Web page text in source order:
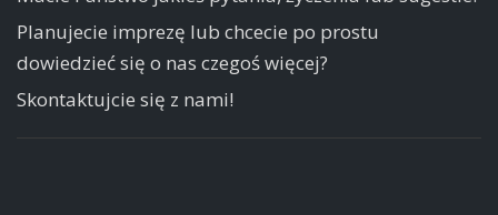
Planujecie imprezę lub chcecie po prostu
dowiedzieć się o nas czegoś więcej?
Skontaktujcie się z nami!